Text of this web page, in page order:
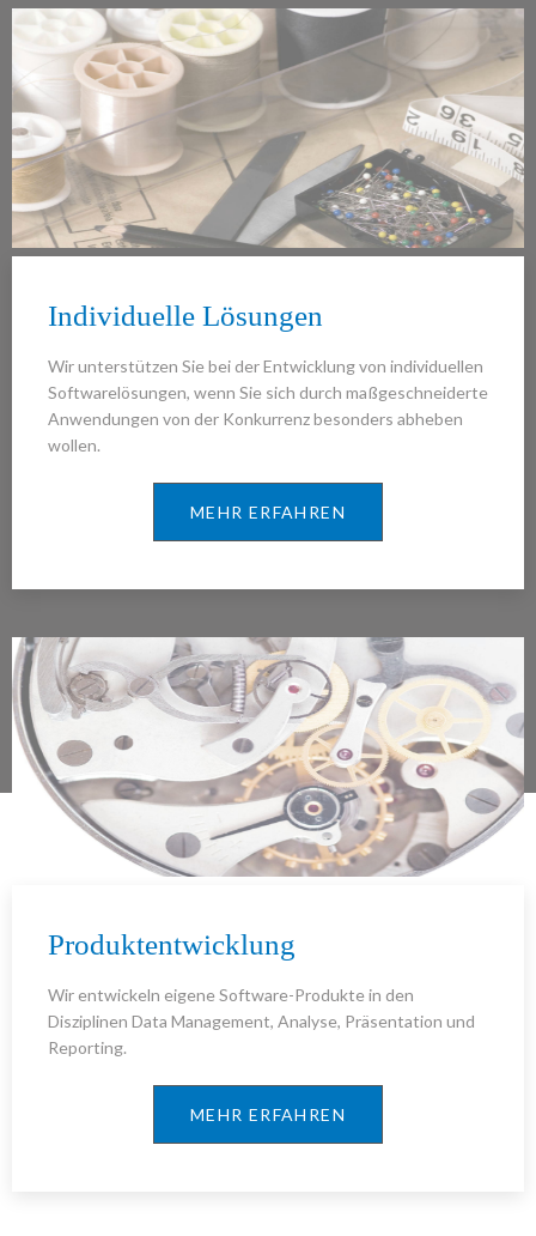
Individuelle Lösungen
Wir unterstützen Sie bei der Entwicklung von individuellen
Softwarelösungen, wenn Sie sich durch maßgeschneiderte
Anwendungen von der Konkurrenz besonders abheben
wollen.
MEHR ERFAHREN
Produktentwicklung
Wir entwickeln eigene Software-Produkte in den
Disziplinen Data Management, Analyse, Präsentation und
Reporting.
MEHR ERFAHREN